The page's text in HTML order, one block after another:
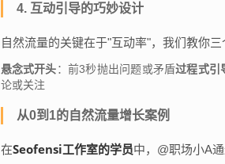
4. 互动引导的巧妙设计
自然流量的关键在于"互动率"，我们教你三
悬念式开头：前3秒抛出问题或矛盾过程式引
论或关注
从0到1的自然流量增长案例
在Seofensi工作室的学员中，@职场小A